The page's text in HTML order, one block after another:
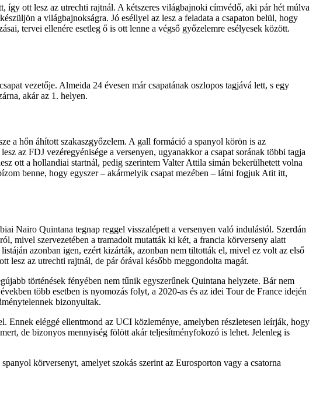
így ott lesz az utrechti rajtnál. A kétszeres világbajnoki címvédő, aki pár hét múlva
a világbajnokságra. Jó eséllyel az lesz a feladata a csapaton belül, hogy
tervei ellenére esetleg ő is ott lenne a végső győzelemre esélyesek között.
vezetője. Almeida 24 évesen már csapatának oszlopos tagjává lett, s egy
akár az 1. helyen.
a hőn áhított szakaszgyőzelem. A gall formáció a spanyol körön is az
az FDJ vezéregyénisége a versenyen, ugyanakkor a csapat sorának többi tagja
ott a hollandiai startnál, pedig szerintem Valter Attila simán bekerülhetett volna
benne, hogy egyszer – akármelyik csapat mezében – látni fogjuk Atit itt,
Nairo Quintana tegnap reggel visszalépett a versenyen való indulástól. Szerdán
mivel szervezetében a tramadolt mutatták ki két, a francia körverseny alatt
azonban igen, ezért kizárták, azonban nem tiltották el, mivel ez volt az első
lesz az utrechti rajtnál, de pár órával később meggondolta magát.
történések fényében nem tűnik egyszerűnek Quintana helyzete. Bár nem
több esetben is nyomozás folyt, a 2020-as és az idei Tour de France idején
bizonyultak.
Ennek eléggé ellentmond az UCI közleménye, amelyben részletesen leírják, hogy
de bizonyos mennyiség fölött akár teljesítményfokozó is lehet. Jelenleg is
körversenyt, amelyet szokás szerint az Eurosporton vagy a csatorna